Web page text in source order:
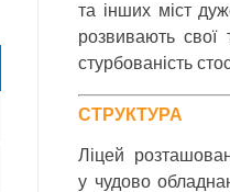
та інших міст
розвивають свої
стурбованість
СТРУКТУРА
Ліцей
у чудово